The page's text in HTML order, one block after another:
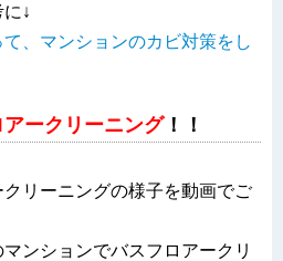
↓
、マンションのカビ対策をし
ークリーニング！！
リーニングの様子を動画でご
ンションでバスフロアークリ